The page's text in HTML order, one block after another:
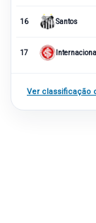
16 Santos
17 Internacional
Ver classificação